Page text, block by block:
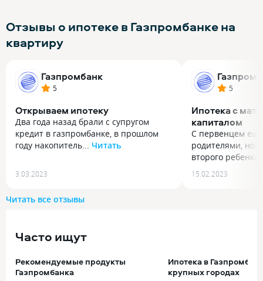
Отзывы о ипотеке в Газпромбанке на
квартиру
Газпромбанк
5
Открываем ипотеку
Два года назад брали с супругом
кредит в газпромбанке, в прошлом
году накопитель... Читать
кредит в газпромбанке, в прошлом
году накопительные счета открыли.
получился, что и ипотеку сейчас
ставке, 5.3% получилось. Заявку
оформляется все тоже довольно
быстро. Жилье брали по ДДУ у
3.03.2023
5
Ипотека с
капиталом
С первенцем
родителями, но
второго
С первенцем
родителями, но
немного
взнос был 20%,
15.02.2023
Читать все отзывы
Часто ищут
Рекомендуемые продукты
Газпромбанка
Ипотека в
крупных городах